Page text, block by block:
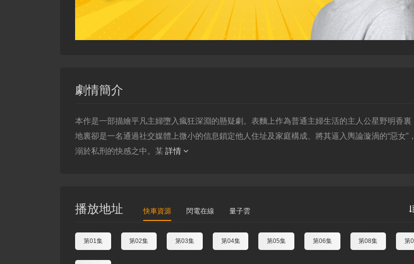
劇情簡介
本作是一部描繪平凡主婦墮入瘋狂深淵的懸疑劇。表麵上作為普通主婦生活的主人公星野明香裏
地裏卻是一名通過社交媒體上微小的信息鎖定他人住址及家庭構成、將其逼入輿論漩渦的“惡女”
溺於私刑的快感之中。某 詳情
播放地址 快車資源 閃電在線 量子雲
第01集 第02集 第03集 第04集 第05集 第06集 第08集 第